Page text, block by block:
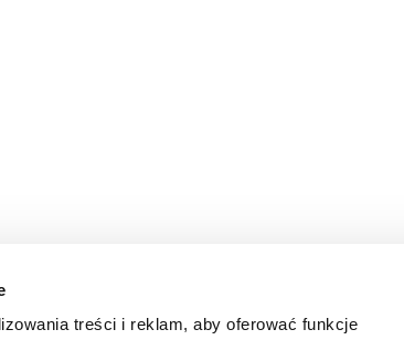
treści i reklam, aby oferować funkcje